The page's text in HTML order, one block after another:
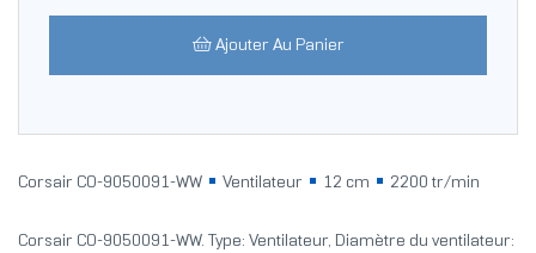
Ajouter Au Panier
Corsair CO-9050091-WW Ventilateur 12 cm 2200 tr/min
Corsair CO-9050091-WW. Type: Ventilateur, Diamètre du ventilateur: